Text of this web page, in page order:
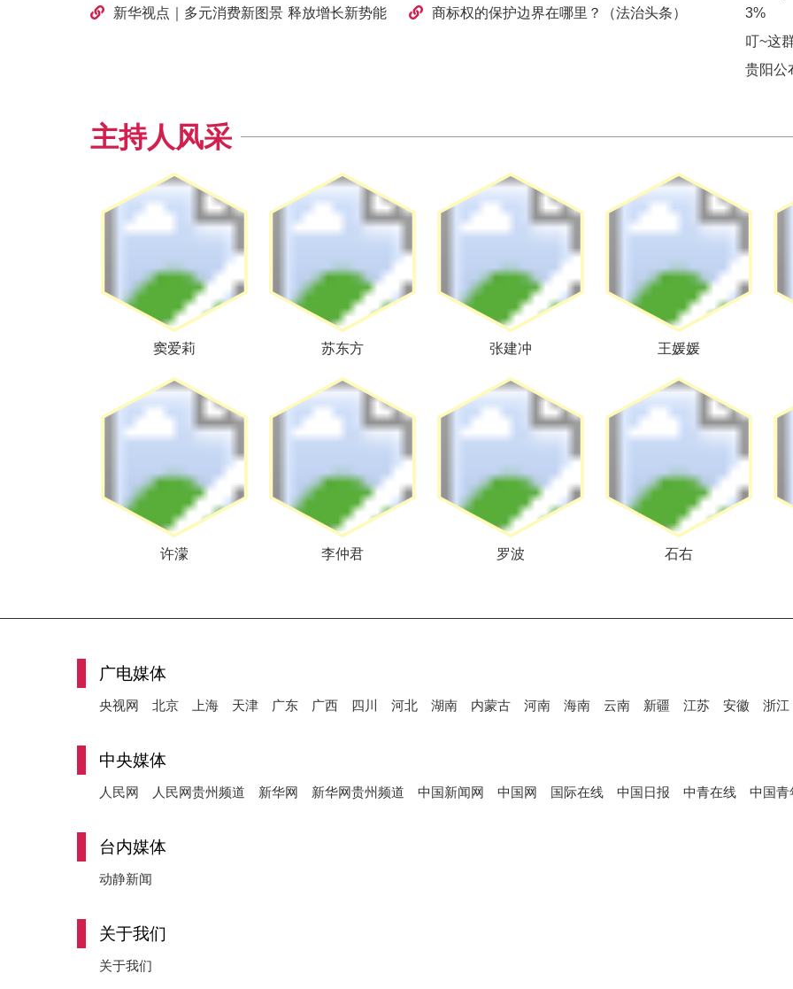
新华视点｜多元消费新图景 释放增长新势能 商标权的保护边界在哪里？（法治头条）
3%
叮~这
贵阳公
主持人风采
窦爱莉 苏东方 张建冲 王媛媛
许濛 李仲君 罗波 石右
广电媒体
央视网 北京 上海 天津 广东 广西 四川 河北 湖南 内蒙古 河南 海南 云南 新疆 江苏 安徽 浙江
中央媒体
人民网 人民网贵州频道 新华网 新华网贵州频道 中国新闻网 中国网 国际在线 中国日报 中青在线 中国青
台内媒体
动静新闻
关于我们
关于我们